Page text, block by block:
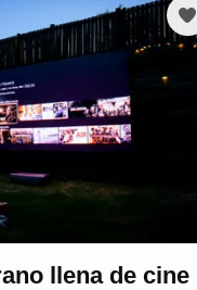
llena de cine